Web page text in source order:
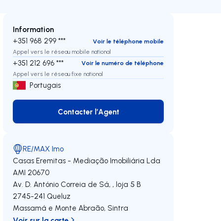
Information
+351 968 299 ***
Voir le téléphone mobile
Appel vers le réseau mobile national
+351 212 696 ***
Voir le numéro de téléphone
Appel vers le réseau fixe national
Portugais
Contacter l’Agent
Contacter l’Agent
RE/MAX Imo
Casas Eremitas - Mediação Imobiliária Lda
AMI 20670
Av. D. António Correia de Sá, , loja 5 B
2745-241 Queluz
Massamá e Monte Abraão, Sintra